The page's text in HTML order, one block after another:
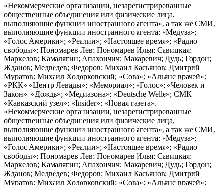
«Некоммерческие организации, незарегистрированные
общественные объединения или физические лица,
выполняющие функции иностранного агента», а так же СМИ,
выполняющие функции иностранного агента: «Медуза»;
«Голос Америки»; «Реалии»; «Настоящее время»; «Радио
свободы»; Пономарев Лев; Пономарев Илья; Савицкая;
Маркелов; Камалягин; Апахончич; Макаревич; Дудь; Гордон;
Жданов; Медведев; Федоров; Михаил Касьянов; Дмитрий
Муратов; Михаил Ходорковский; «Сова»; «Альянс врачей»;
«РКК» «Центр Левады»; «Мемориал»; «Голос»; «Человек и
Закон»; «Дождь»; «Медиазона»; «Deutsche Welle»; СМК
«Кавказский узел»; «Insider»; «Новая газета»,
«Некоммерческие организации, незарегистрированные
общественные объединения или физические лица,
выполняющие функции иностранного агента», а так же СМИ,
выполняющие функции иностранного агента: «Медуза»;
«Голос Америки»; «Реалии»; «Настоящее время»; «Радио
свободы»; Пономарев Лев; Пономарев Илья; Савицкая;
Маркелов; Камалягин; Апахончич; Макаревич; Дудь; Гордон;
Жданов; Медведев; Федоров; Михаил Касьянов; Дмитрий
Муратов; Михаил Ходорковский; «Сова»; «Альянс врачей»;